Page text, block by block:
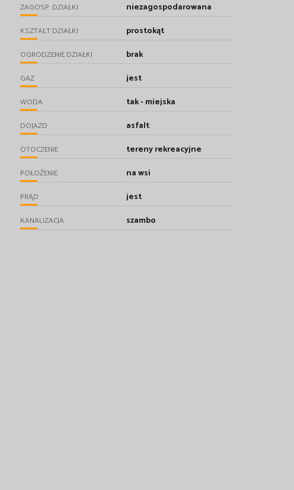
ZAGOSP. DZIAŁKI niezagospodarowana
KSZTAŁT DZIAŁKI prostokąt
OGRODZENIE DZIAŁKI brak
GAZ jest
WODA tak - miejska
DOJAZD asfalt
OTOCZENIE tereny rekreacyjne
POŁOŻENIE na wsi
PRĄD jest
KANALIZACJA szambo